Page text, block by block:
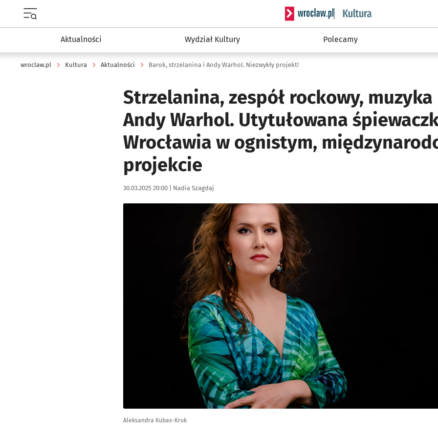
Serwis informacyjny wroclaw.pl podserwis:
Aktualności Wydział Kultury Polecamy
wroclaw.pl Kultura Aktualności Barok, strzelanina i Andy Warhol. Niezwykły projekt!
Strzelanina, zespół rockowy,
Andy Warhol. Utytułowana
Wrocławia w ognistym,
projekcie
Data publikacji:
30.03.2025 20:00 | Autor:
Nadia Szagdaj
Aleksandra Kubas-Kruk